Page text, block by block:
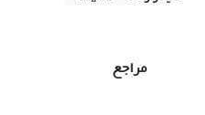
مراجع